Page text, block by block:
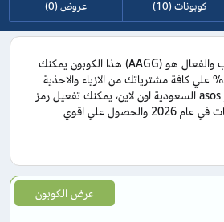
كوبونات (10) عروض (0)
كود خصم اسوس المجرب والفعال هو (AAGG) هذا الكوبون يمكنك
من توفير ما يصل الي 30% علي كافة مشترياتك من الازياء والاحذية
للرجال والنساء من متجر asos السعودية اون لاين، يمكنك تفعيل رمز
الكوبون علي كافة المنتجات في عام 2026 والحصول علي اقوي
عرض الكوبون